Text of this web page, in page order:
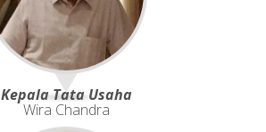
Kepala Tata Usaha
Wira Chandra